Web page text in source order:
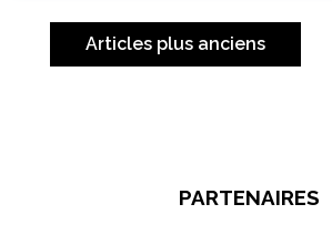
Articles plus anciens
PARTENAIRES